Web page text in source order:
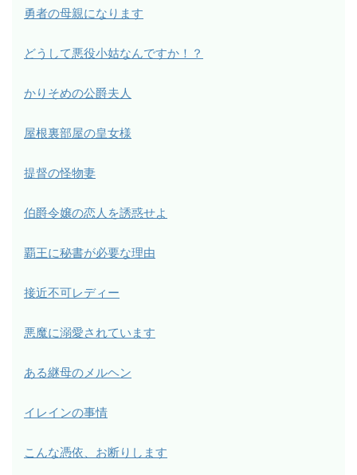
勇者の母親になります
どうして悪役小姑なんですか！？
かりそめの公爵夫人
屋根裏部屋の皇女様
提督の怪物妻
伯爵令嬢の恋人を誘惑せよ
覇王に秘書が必要な理由
接近不可レディー
悪魔に溺愛されています
ある継母のメルヘン
イレインの事情
こんな憑依、お断りします